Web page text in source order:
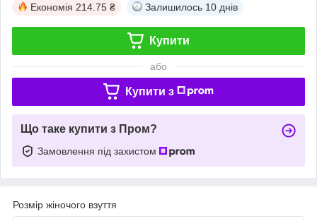
Економія 214.75 ₴ Залишилось 10 днів
Купити
або
Купити з
Що таке купити з Пром?
Замовлення під захистом
Розмір жіночого взуття